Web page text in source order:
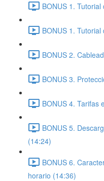
BONUS 1.
BONUS 1.
BONUS 2.
BONUS 3.
BONUS 4. Tarifas
BONUS 5.
(14:24)
BONUS 6.
horario (14:36)